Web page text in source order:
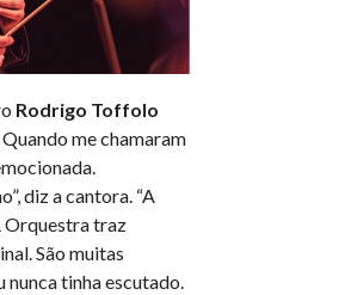
Rodrigo Toffolo
me chamaram
diz a cantora. “A
Orquestra traz
São muitas
nunca tinha escutado.